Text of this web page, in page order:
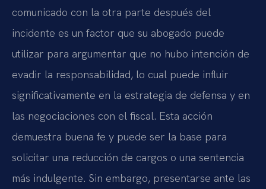
comunicado con la otra parte después del
incidente es un factor que su abogado puede
utilizar para argumentar que no hubo intención de
evadir la responsabilidad, lo cual puede influir
significativamente en la estrategia de defensa y en
las negociaciones con el fiscal. Esta acción
demuestra buena fe y puede ser la base para
solicitar una reducción de cargos o una sentencia
más indulgente. Sin embargo, presentarse ante las